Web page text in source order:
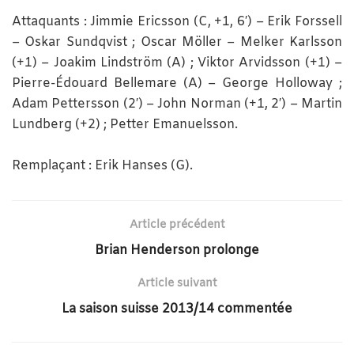
Attaquants : Jimmie Ericsson (C, +1, 6′) – Erik Forssell
– Oskar Sundqvist ; Oscar Möller – Melker Karlsson
(+1) – Joakim Lindström (A) ; Viktor Arvidsson (+1) –
Pierre-Édouard Bellemare (A) – George Holloway ;
Adam Pettersson (2′) – John Norman (+1, 2′) – Martin
Lundberg (+2) ; Petter Emanuelsson.
Remplaçant : Erik Hanses (G).
Article précédent
Brian Henderson prolonge
Article suivant
La saison suisse 2013/14 commentée